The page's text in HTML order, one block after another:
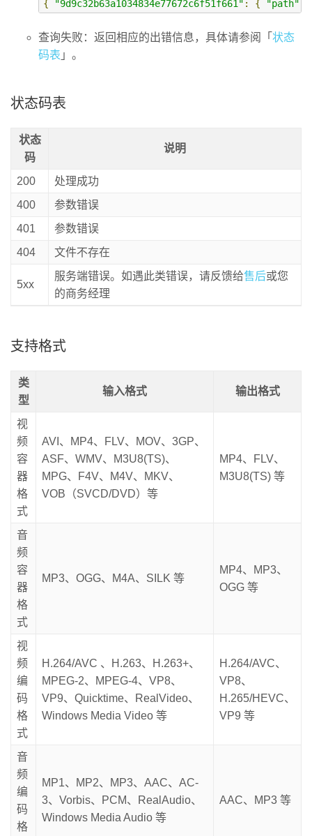
{ "9d9c32b63a1034834e77672c6f51f661" : { "path"
查询失败：返回相应的出错信息，具体请参阅「 状态
码表 」。
状态码表
状态
码
说明
200
处理成功
400
参数错误
401
参数错误
404
文件不存在
5xx
服务端错误。如遇此类错误，请反馈给售后或您
的商务经理
支持格式
类
型
输入格式 输出格式
视
频
容
器
格
式
AVI、MP4、FLV、MOV、3GP、
ASF、WMV、M3U8(TS)、
MPG、F4V、M4V、MKV、
VOB（SVCD/DVD）等
MP4、FLV、
M3U8(TS) 等
音
频
容
器
格
式
MP3、OGG、M4A、SILK 等
MP4、MP3、
OGG 等
视
频
编
码
格
式
H.264/AVC 、H.263、H.263+、
MPEG-2、MPEG-4、VP8、
VP9、Quicktime、RealVideo、
Windows Media Video 等
H.264/AVC、
VP8、
H.265/HEVC、
VP9 等
音
频
编
码
格
MP1、MP2、MP3、AAC、AC-
3、Vorbis、PCM、RealAudio、
Windows Media Audio 等
AAC、MP3 等